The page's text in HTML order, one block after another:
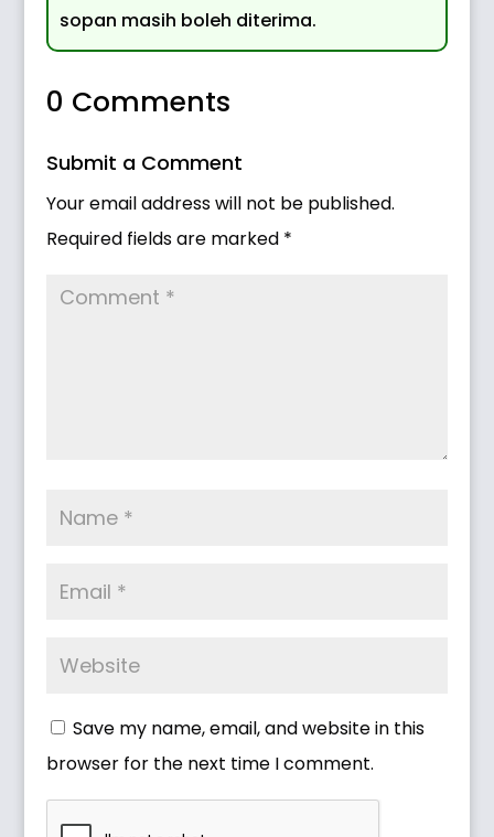
sopan masih boleh diterima.
0 Comments
Submit a Comment
Your email address will not be published.
Required fields are marked *
Save my name, email, and website in this
browser for the next time I comment.